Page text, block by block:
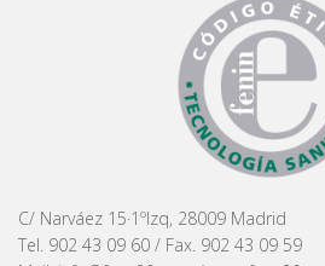
C/ Narváez 15·1ºIzq, 28009 Madrid
Tel. 902 43 09 60 / Fax. 902 43 09 59